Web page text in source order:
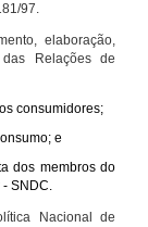
97.
elaboração,
Relações de
consumidores;
e
dos membros do
SNDC.
Nacional de